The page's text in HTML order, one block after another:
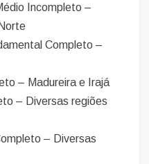
Incompleto –
Completo –
– Madureira e Irajá
– Diversas regiões
– Diversas